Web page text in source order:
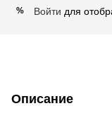
% Войти для
Описание